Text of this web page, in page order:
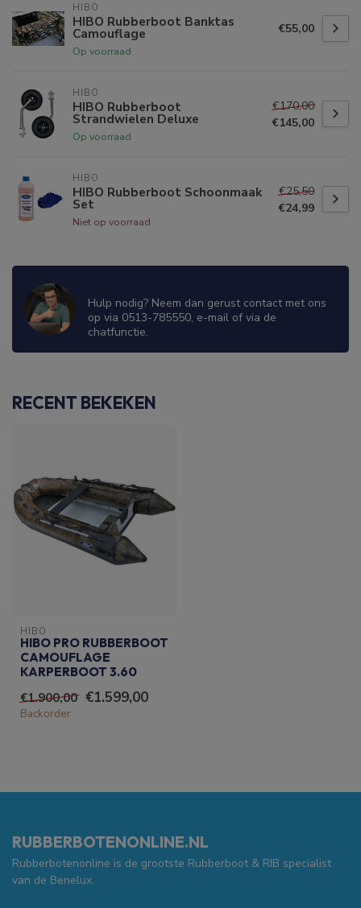
HIBO
HIBO Rubberboot Banktas
Camouflage
Op voorraad
€55,00
HIBO
HIBO Rubberboot
Strandwielen Deluxe
Op voorraad
€170,00
€145,00
HIBO
HIBO Rubberboot Schoonmaak
Set
Niet op voorraad
€25,50
€24,99
Hulp nodig? Neem dan gerust contact met ons
op via 0513-785550, e-mail of via de
chatfunctie.
RECENT BEKEKEN
HIBO
HIBO PRO RUBBERBOOT
CAMOUFLAGE
KARPERBOOT 3.60
€1.900,00 €1.599,00
Backorder
RUBBERBOTENONLINE.NL
Rubberbotenonline is de grootste Rubberboot & RIB specialist
van de Benelux.